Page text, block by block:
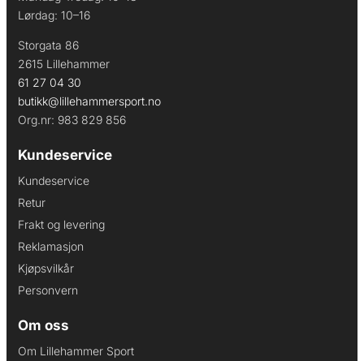
Lørdag: 10–16
Storgata 86
2615 Lillehammer
61 27 04 30
butikk@lillehammersport.no
Org.nr: 983 829 856
Kundeservice
Kundeservice
Retur
Frakt og levering
Reklamasjon
Kjøpsvilkår
Personvern
Om oss
Om Lillehammer Sport